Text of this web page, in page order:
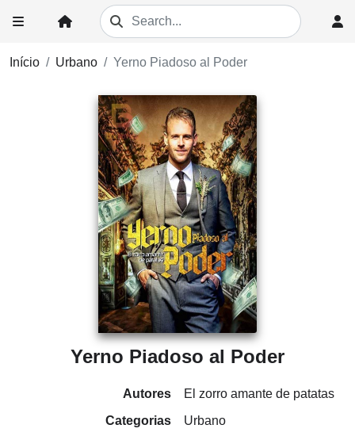
Início Urbano Yerno Piadoso al Poder
Yerno Piadoso al Poder
Autores
El zorro amante de patatas
Categorias
Urbano